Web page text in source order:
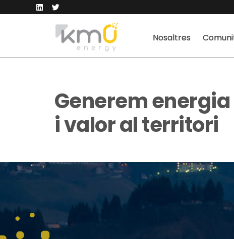
Nosaltres
Generem energia
i valor al territori